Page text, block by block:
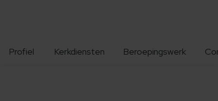
Profiel Kerkdiensten Beroepingswerk